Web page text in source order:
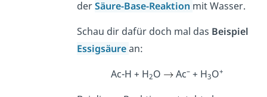
derSäure-Base-Reaktion mit Wasser.
Schau dir dafür doch mal das Beispiel
Essigsäurean:
Ac-H + H2O Ac– + H3O+